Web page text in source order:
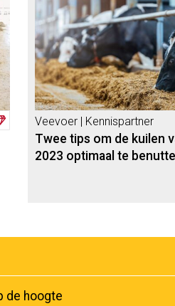
Veevoer | Kennispartner
Twee tips om de kuilen
2023 optimaal te
de hoogte